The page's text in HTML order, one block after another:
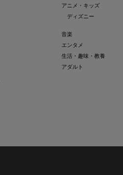
アニメ・キッズ
ディズニー
音楽
エンタメ
生活・趣味・教養
アダルト